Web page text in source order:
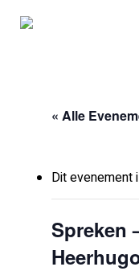
« Alle
Dit evenement
Spreken